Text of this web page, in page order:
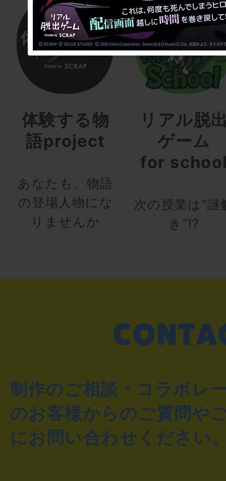
体験する物
語project
あなたも、物語
の登場人物にな
りませんか
リアル脱
ゲーム
for
次の授業は“謎
き”!?
制作のご相談・コラボレ
のお客様からのご質問や
にお問い合わせください